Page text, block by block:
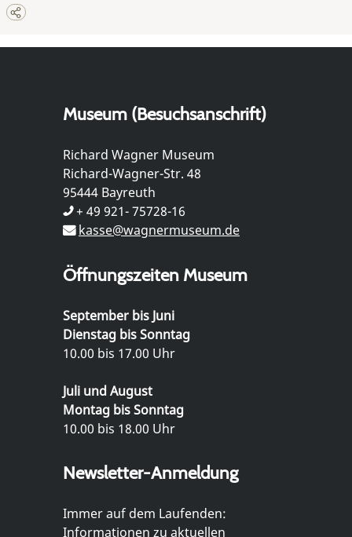
Museum (Besuchsanschrift)
Richard Wagner Museum
Richard-Wagner-Str. 48
95444 Bayreuth
+ 49 921- 75728-16
kasse@wagnermuseum.de
Öffnungszeiten Museum
September bis Juni
Dienstag bis Sonntag
10.00 bis 17.00 Uhr
Juli und August
Montag bis Sonntag
10.00 bis 18.00 Uhr
Newsletter-Anmeldung
Immer auf dem Laufenden:
Informationen zu aktuellen